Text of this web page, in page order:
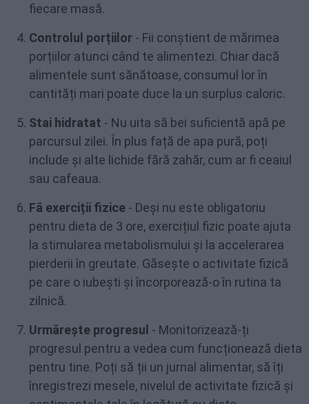
fiecare masă.
Controlul porțiilor - Fii conștient de mărimea
porțiilor atunci când te alimentezi. Chiar dacă
alimentele sunt sănătoase, consumul lor în
cantități mari poate duce la un surplus caloric.
Stai hidratat - Nu uita să bei suficientă apă pe
parcursul zilei. În plus față de apa pură, poți
include și alte lichide fără zahăr, cum ar fi ceaiul
sau cafeaua.
Fă exerciții fizice - Deși nu este obligatoriu
pentru dieta de 3 ore, exercițiul fizic poate ajuta
la stimularea metabolismului și la accelerarea
pierderii în greutate. Găsește o activitate fizică
pe care o iubești și încorporează-o în rutina ta
zilnică.
Urmărește progresul - Monitorizează-ți
progresul pentru a vedea cum funcționează dieta
pentru tine. Poți să ții un jurnal alimentar, să îți
înregistrezi mesele, nivelul de activitate fizică și